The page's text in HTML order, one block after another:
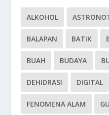
ALKOHOL
BALAPAN BATIK
BUAH BUDAYA
DEHIDRASI DIGITAL
FENOMENA ALAM